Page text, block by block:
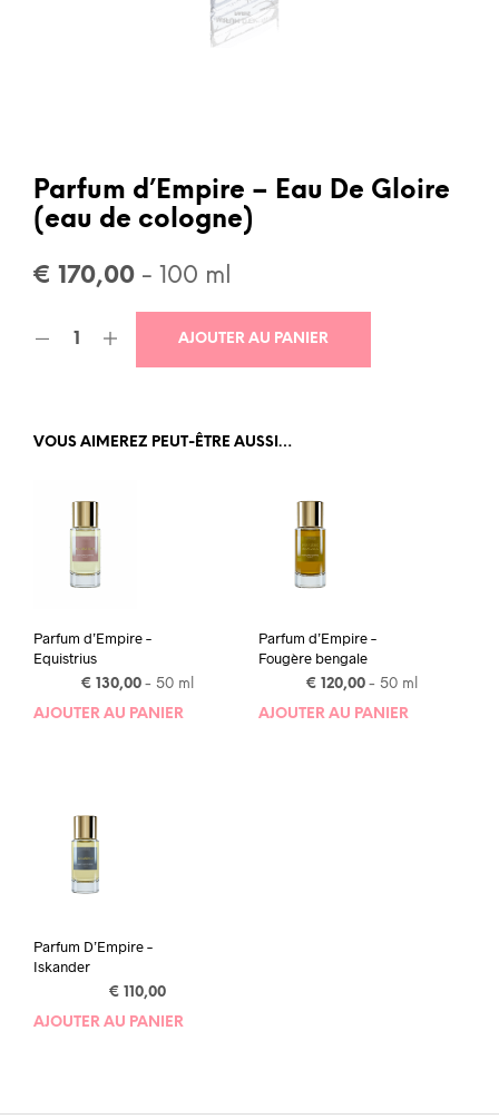
Parfum d’Empire – Eau De Gloire
(eau de cologne)
€ 170,00 - 100 ml
AJOUTER AU PANIER
VOUS AIMEREZ PEUT-ÊTRE AUSSI…
Parfum d’Empire –
Equistrius
€ 130,00 - 50 ml
AJOUTER AU PANIER
Parfum d’Empire –
Fougère bengale
€ 120,00 - 50 ml
AJOUTER AU PANIER
Parfum D’Empire –
Iskander
€ 110,00
AJOUTER AU PANIER